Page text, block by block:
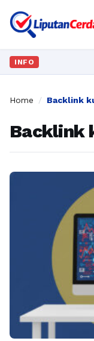
INFO
Home / Backlink
Backlink